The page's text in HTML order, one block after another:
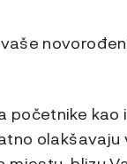
početnike